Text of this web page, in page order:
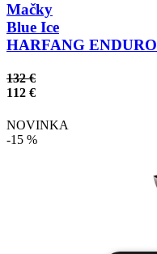
Mačky
Blue Ice
HARFANG ENDURO
132 €
112 €
NOVINKA
-15 %